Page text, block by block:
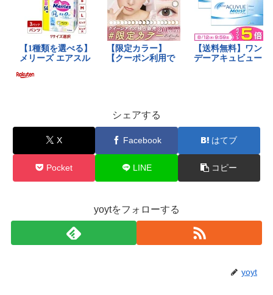
シェアする
X Facebook はてブ
Pocket LINE コピー
yoytをフォローする
yoyt